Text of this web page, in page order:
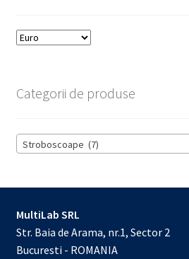
Categorii de produse
Stroboscoape (7)
MultiLab SRL
Str. Baia de Arama, nr.1, Sector 2
Bucuresti - ROMANIA